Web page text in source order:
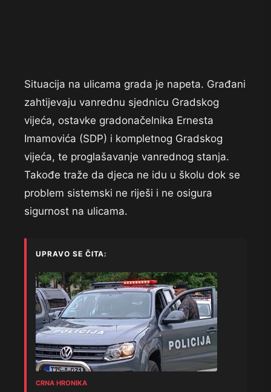
Situacija na ulicama grada je napeta. Građani
zahtijevaju vanrednu sjednicu Gradskog
vijeća, ostavke gradonačelnika Ernesta
Imamovića (SDP) i kompletnog Gradskog
vijeća, te proglašavanje vanrednog stanja.
Takođe traže da djeca ne idu u školu dok se
problem sistemski ne riješi i ne osigura
sigurnost na ulicama.
UPRAVO SE ČITA:
CRNA HRONIKA